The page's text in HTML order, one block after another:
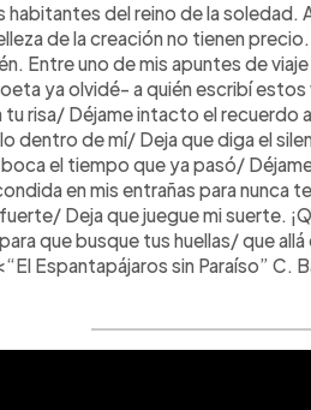
habitantes del reino de la soledad.
de la creación no tienen
Entre uno de mis apuntes de
ya olvidé- a quién escribí
risa/ Déjame intacto el recuerdo
dentro de mí/ Deja que diga el
boca el tiempo que ya pasó/
en mis entrañas para nunca
Deja que juegue mi suerte.
que busque tus huellas/ que
Espantapájaros sin Paraíso” C.